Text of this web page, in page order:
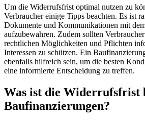
Um die Widerrufsfrist optimal nutzen zu
Verbraucher einige Tipps beachten. Es ist
Dokumente und Kommunikationen mit
aufzubewahren. Zudem sollten
rechtlichen Möglichkeiten und Pflichten
Interessen zu schützen. Ein
ebenfalls hilfreich sein, um die besten
eine informierte Entscheidung zu treffen.
Was ist die Widerrufsfrist
Baufinanzierungen?